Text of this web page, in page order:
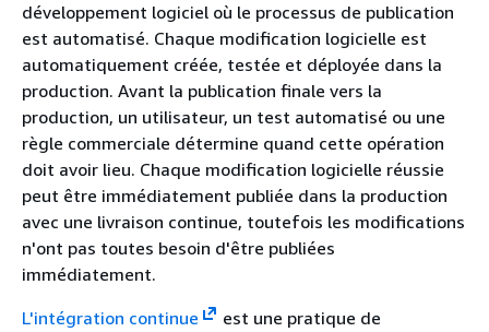
développement logiciel où le processus de publication
est automatisé. Chaque modification logicielle est
automatiquement créée, testée et déployée dans la
production. Avant la publication finale vers la
production, un utilisateur, un test automatisé ou une
règle commerciale détermine quand cette opération
doit avoir lieu. Chaque modification logicielle réussie
peut être immédiatement publiée dans la production
avec une livraison continue, toutefois les modifications
n'ont pas toutes besoin d'être publiées
immédiatement.
L'intégration continue
est une pratique de